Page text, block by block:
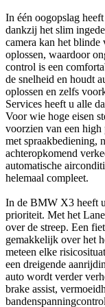
In één oogopslag
dankzij het slim
camera kan het
oplossen, waardoor
control is een
de snelheid en houdt
oplossen en zelfs
Services heeft u alle
Voor wie hoge eisen
voorzien van een high
met spraakbediening,
achteropkomend
automatische
helemaal compleet.
In de BMW X3 heeft
prioriteit. Met het
over de streep. Een
gemakkelijk over het
meteen elke
een dreigende
auto wordt verder
brake assist,